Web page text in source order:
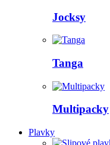
Jocksy
Tanga
Multipacky
Plavky